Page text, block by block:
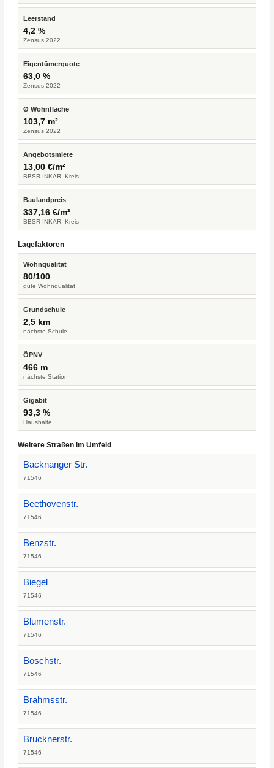
Leerstand
4,2 %
Zensus 2022
Eigentümerquote
63,0 %
Zensus 2022
Ø Wohnfläche
103,7 m²
Zensus 2022
Angebotsmiete
13,00 €/m²
BBSR INKAR, Kreis
Baulandpreis
337,16 €/m²
BBSR INKAR, Kreis
Lagefaktoren
Wohnqualität
80/100
gute Wohnqualität
Grundschule
2,5 km
nächste Schule
ÖPNV
466 m
nächste Station
Gigabit
93,3 %
Haushalte
Weitere Straßen im Umfeld
Backnanger Str.
71546
Beethovenstr.
71546
Benzstr.
71546
Biegel
71546
Blumenstr.
71546
Boschstr.
71546
Brahmsstr.
71546
Brucknerstr.
71546